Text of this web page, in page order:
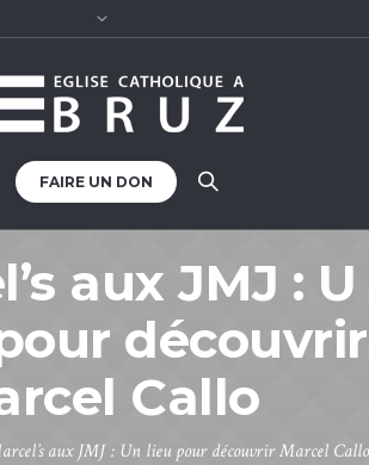
FAIRE UN DON
aux JMJ : U
découvrir
Callo
aux JMJ : Un lieu pour découvrir Marcel Callo